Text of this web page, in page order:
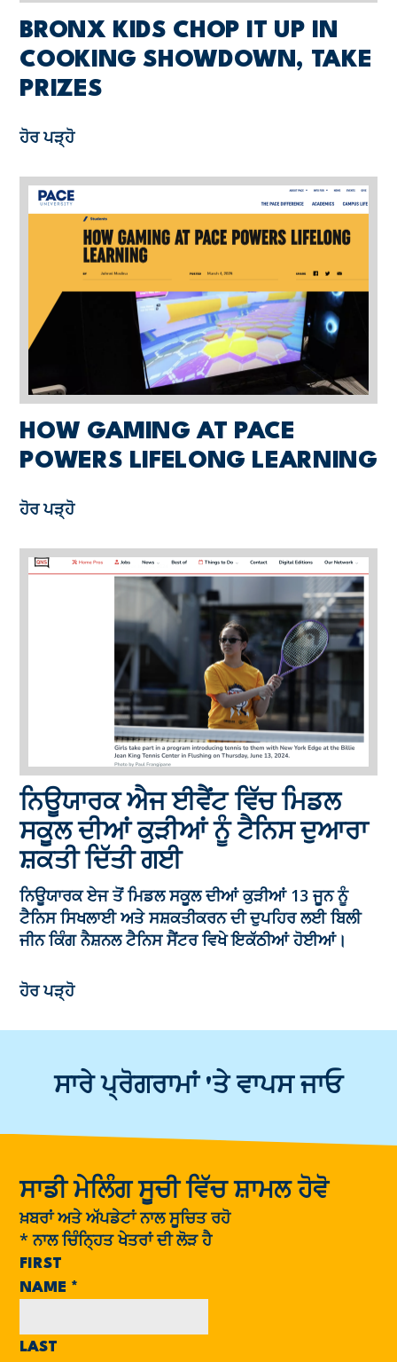
BRONX KIDS CHOP IT UP IN
COOKING SHOWDOWN, TAKE
PRIZES
ਹੋਰ ਪੜ੍ਹੋ
HOW GAMING AT PACE
POWERS LIFELONG LEARNING
ਹੋਰ ਪੜ੍ਹੋ
ਨਿਊਯਾਰਕ ਐਜ ਈਵੈਂਟ ਵਿੱਚ ਮਿਡਲ
ਸਕੂਲ ਦੀਆਂ ਕੁੜੀਆਂ ਨੂੰ ਟੈਨਿਸ ਦੁਆਰਾ
ਸ਼ਕਤੀ ਦਿੱਤੀ ਗਈ
ਨਿਊਯਾਰਕ ਏਜ ਤੋਂ ਮਿਡਲ ਸਕੂਲ ਦੀਆਂ ਕੁੜੀਆਂ 13 ਜੂਨ ਨੂੰ
ਟੈਨਿਸ ਸਿਖਲਾਈ ਅਤੇ ਸਸ਼ਕਤੀਕਰਨ ਦੀ ਦੁਪਹਿਰ ਲਈ ਬਿਲੀ
ਜੀਨ ਕਿੰਗ ਨੈਸ਼ਨਲ ਟੈਨਿਸ ਸੈਂਟਰ ਵਿਖੇ ਇਕੱਠੀਆਂ ਹੋਈਆਂ।
ਹੋਰ ਪੜ੍ਹੋ
ਸਾਰੇ ਪ੍ਰੋਗਰਾਮਾਂ 'ਤੇ ਵਾਪਸ ਜਾਓ
ਸਾਡੀ ਮੇਲਿੰਗ ਸੂਚੀ ਵਿੱਚ ਸ਼ਾਮਲ ਹੋਵੋ
ਖ਼ਬਰਾਂ ਅਤੇ ਅੱਪਡੇਟਾਂ ਨਾਲ ਸੂਚਿਤ ਰਹੋ
* ਨਾਲ ਚਿੰਨ੍ਹਿਤ ਖੇਤਰਾਂ ਦੀ ਲੋੜ ਹੈ
FIRST
NAME *
LAST